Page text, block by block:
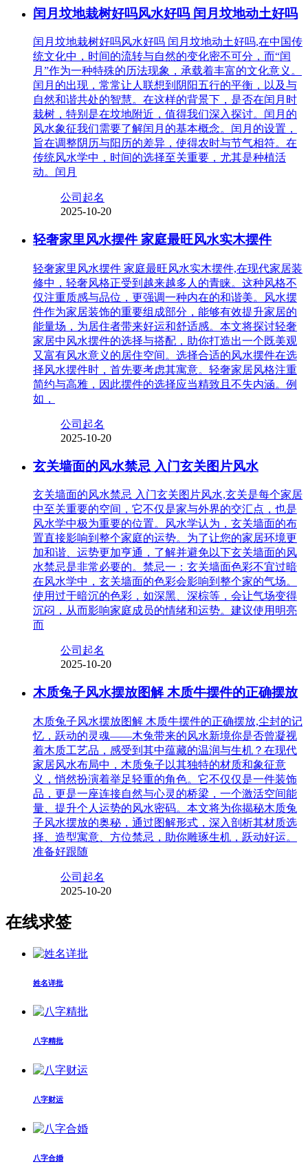
闰月坟地栽树好吗风水好吗 闰月坟地动土好吗
闰月坟地栽树好吗风水好吗 闰月坟地动土好吗,在中国传
统文化中，时间的流转与自然的变化密不可分，而“闰
月”作为一种特殊的历法现象，承载着丰富的文化意义。
闰月的出现，常常让人联想到阴阳五行的平衡，以及与
自然和谐共处的智慧。在这样的背景下，是否在闰月时
栽树，特别是在坟地附近，值得我们深入探讨。闰月的
风水象征我们需要了解闰月的基本概念。闰月的设置，
旨在调整阴历与阳历的差异，使得农时与节气相符。在
传统风水学中，时间的选择至关重要，尤其是种植活
动。闰月
公司起名
2025-10-20
轻奢家里风水摆件 家庭最旺风水实木摆件
轻奢家里风水摆件 家庭最旺风水实木摆件,在现代家居装
修中，轻奢风格正受到越来越多人的青睐。这种风格不
仅注重质感与品位，更强调一种内在的和谐美。风水摆
件作为家居装饰的重要组成部分，能够有效提升家居的
能量场，为居住者带来好运和舒适感。本文将探讨轻奢
家居中风水摆件的选择与搭配，助你打造出一个既美观
又富有风水意义的居住空间。选择合适的风水摆件在选
择风水摆件时，首先要考虑其寓意。轻奢家居风格注重
简约与高雅，因此摆件的选择应当精致且不失内涵。例
如，
公司起名
2025-10-20
玄关墙面的风水禁忌 入门玄关图片风水
玄关墙面的风水禁忌 入门玄关图片风水,玄关是每个家居
中至关重要的空间，它不仅是家与外界的交汇点，也是
风水学中极为重要的位置。风水学认为，玄关墙面的布
置直接影响到整个家庭的运势。为了让您的家居环境更
加和谐、运势更加亨通，了解并避免以下玄关墙面的风
水禁忌是非常必要的。禁忌一：玄关墙面色彩不宜过暗
在风水学中，玄关墙面的色彩会影响到整个家的气场。
使用过于暗沉的色彩，如深黑、深棕等，会让气场变得
沉闷，从而影响家庭成员的情绪和运势。建议使用明亮
而
公司起名
2025-10-20
木质兔子风水摆放图解 木质牛摆件的正确摆放
木质兔子风水摆放图解 木质牛摆件的正确摆放,尘封的记
忆，跃动的灵魂——木兔带来的风水新境你是否曾凝视
着木质工艺品，感受到其中蕴藏的温润与生机？在现代
家居风水布局中，木质兔子以其独特的材质和象征意
义，悄然扮演着举足轻重的角色。它不仅仅是一件装饰
品，更是一座连接自然与心灵的桥梁，一个激活空间能
量、提升个人运势的风水密码。本文将为你揭秘木质兔
子风水摆放的奥秘，通过图解形式，深入剖析其材质选
择、造型寓意、方位禁忌，助你雕琢生机，跃动好运。
准备好跟随
公司起名
2025-10-20
在线求签
姓名详批
八字精批
八字财运
八字合婚